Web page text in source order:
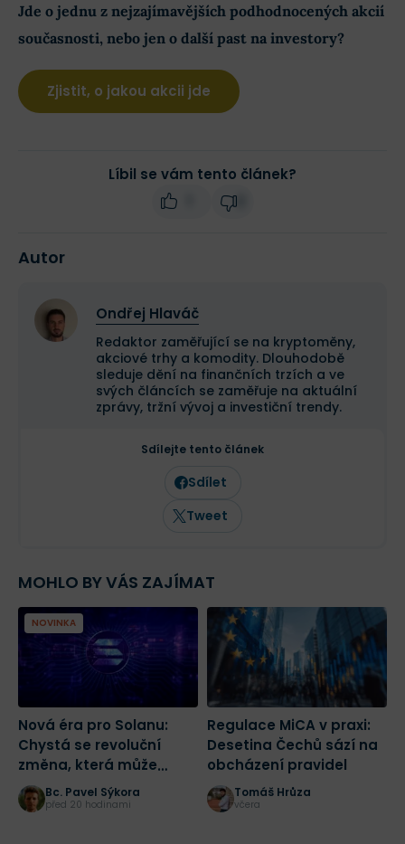
Jde o jednu z nejzajímavějších podhodnocených akcií
současnosti, nebo jen o další past na investory?
Zjistit, o jakou akcii jde
Líbil se vám tento článek?
2
Autor
Ondřej Hlaváč
Redaktor zaměřující se na kryptoměny,
akciové trhy a komodity. Dlouhodobě
sleduje dění na finančních trzích a ve
svých článcích se zaměřuje na aktuální
zprávy, tržní vývoj a investiční trendy.
Sdílejte tento článek
Sdílet
Tweet
MOHLO BY VÁS ZAJÍMAT
NOVINKA
Nová éra pro Solanu:
Chystá se revoluční
změna, která může
spustit masivní růst
Bc. Pavel Sýkora
před 20 hodinami
Regulace MiCA v praxi:
Desetina Čechů sází na
obcházení pravidel
Tomáš Hrůza
včera